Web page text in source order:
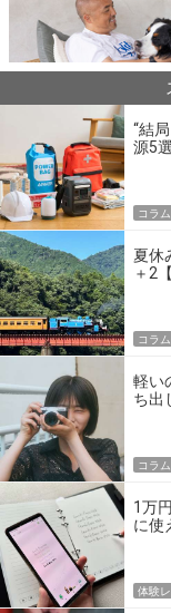
“結
源5
コラム
夏休
＋2
コラム
軽い
ち出
コラム
1万
に使
体験